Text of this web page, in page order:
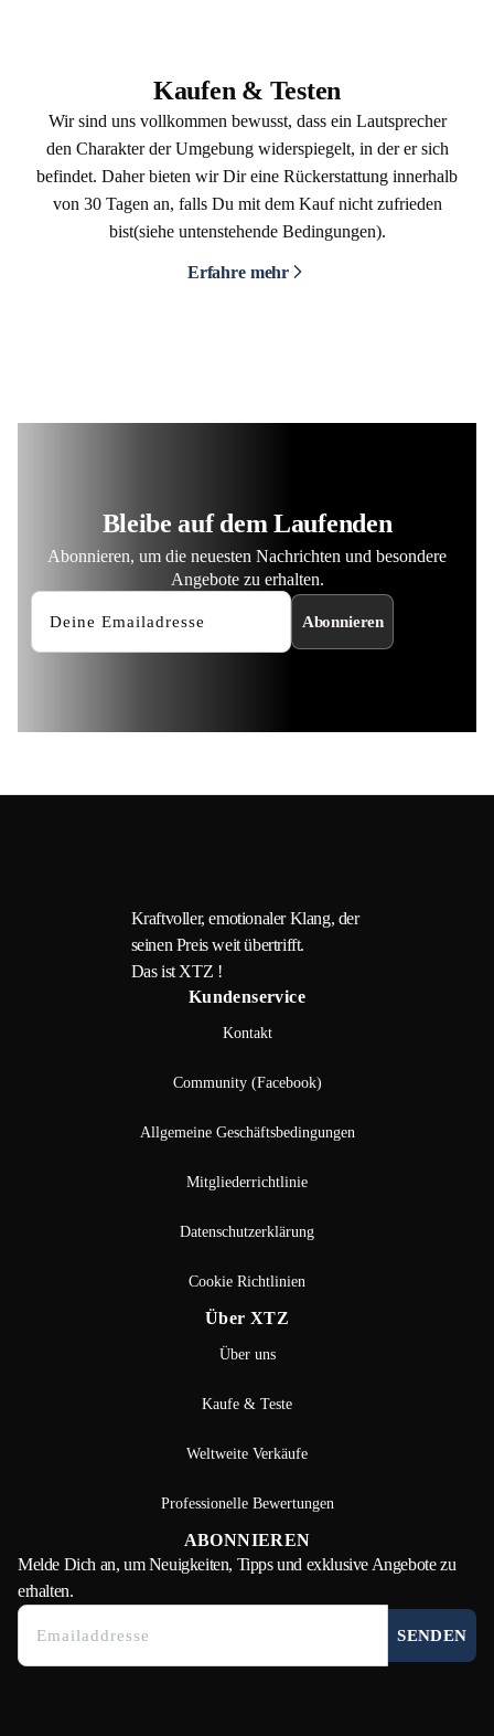
Kaufen & Testen
Wir sind uns vollkommen bewusst, dass ein Lautsprecher
den Charakter der Umgebung widerspiegelt, in der er sich
befindet. Daher bieten wir Dir eine Rückerstattung innerhalb
von 30 Tagen an, falls Du mit dem Kauf nicht zufrieden
bist(siehe untenstehende Bedingungen).
Erfahre mehr
Bleibe auf dem Laufenden
Abonnieren, um die neuesten Nachrichten und besondere
Angebote zu erhalten.
Abonnieren
Kraftvoller, emotionaler Klang, der
seinen Preis weit übertrifft.
Das ist XTZ !
Kundenservice
Kontakt
Community (Facebook)
Allgemeine Geschäftsbedingungen
Mitgliederrichtlinie
Datenschutzerklärung
Cookie Richtlinien
Über XTZ
Über uns
Kaufe & Teste
Weltweite Verkäufe
Professionelle Bewertungen
ABONNIEREN
Melde Dich an, um Neuigkeiten, Tipps und exklusive Angebote zu
erhalten.
SENDEN